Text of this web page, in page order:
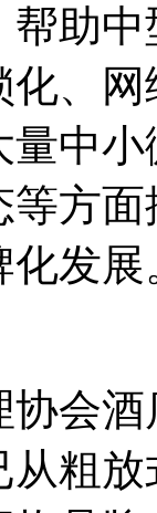
助
、
中
方
化发展
会
粗